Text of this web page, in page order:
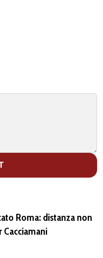
Roma: distanza non
Cacciamani